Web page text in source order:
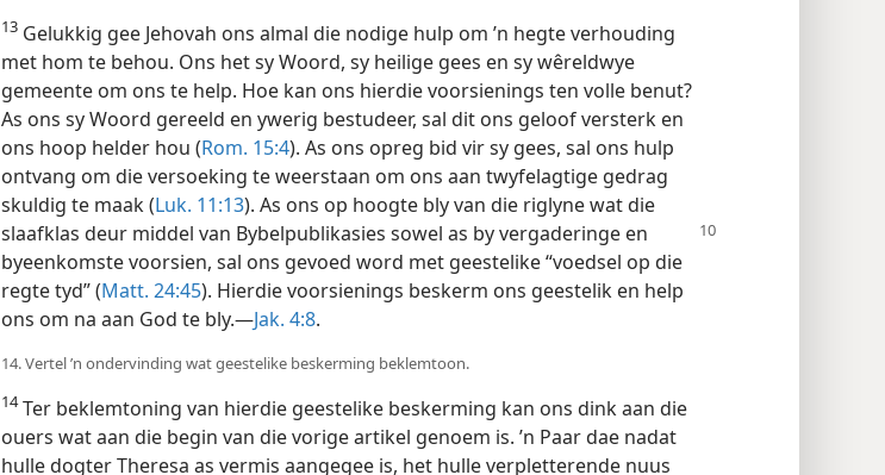
13 Gelukkig gee Jehovah ons almal die nodige hulp om ’n hegte verhouding
met hom te behou. Ons het sy Woord, sy heilige gees en sy wêreldwye
gemeente om ons te help. Hoe kan ons hierdie voorsienings ten volle benut?
As ons sy Woord gereeld en ywerig bestudeer, sal dit ons geloof versterk en
ons hoop helder hou (Rom. 15:4). As ons opreg bid vir sy gees, sal ons hulp
ontvang om die versoeking te weerstaan om ons aan twyfelagtige gedrag
skuldig te maak (Luk. 11:13). As ons op hoogte bly van die riglyne wat die
slaafklas deur middel van Bybelpublikasies sowel as by vergaderinge en
byeenkomste voorsien, sal ons gevoed word met geestelike “voedsel op die
regte tyd” (Matt. 24:45). Hierdie voorsienings beskerm ons geestelik en help
ons om na aan God te bly.—Jak. 4:8.
14. Vertel ’n ondervinding wat geestelike beskerming beklemtoon.
14Ter beklemtoning van hierdie geestelike beskerming kan ons dink aan die
ouers wat aan die begin van die vorige artikel genoem is. ’n Paar dae nadat
hulle dogter Theresa as vermis aangegee is, het hulle verpletterende nuus